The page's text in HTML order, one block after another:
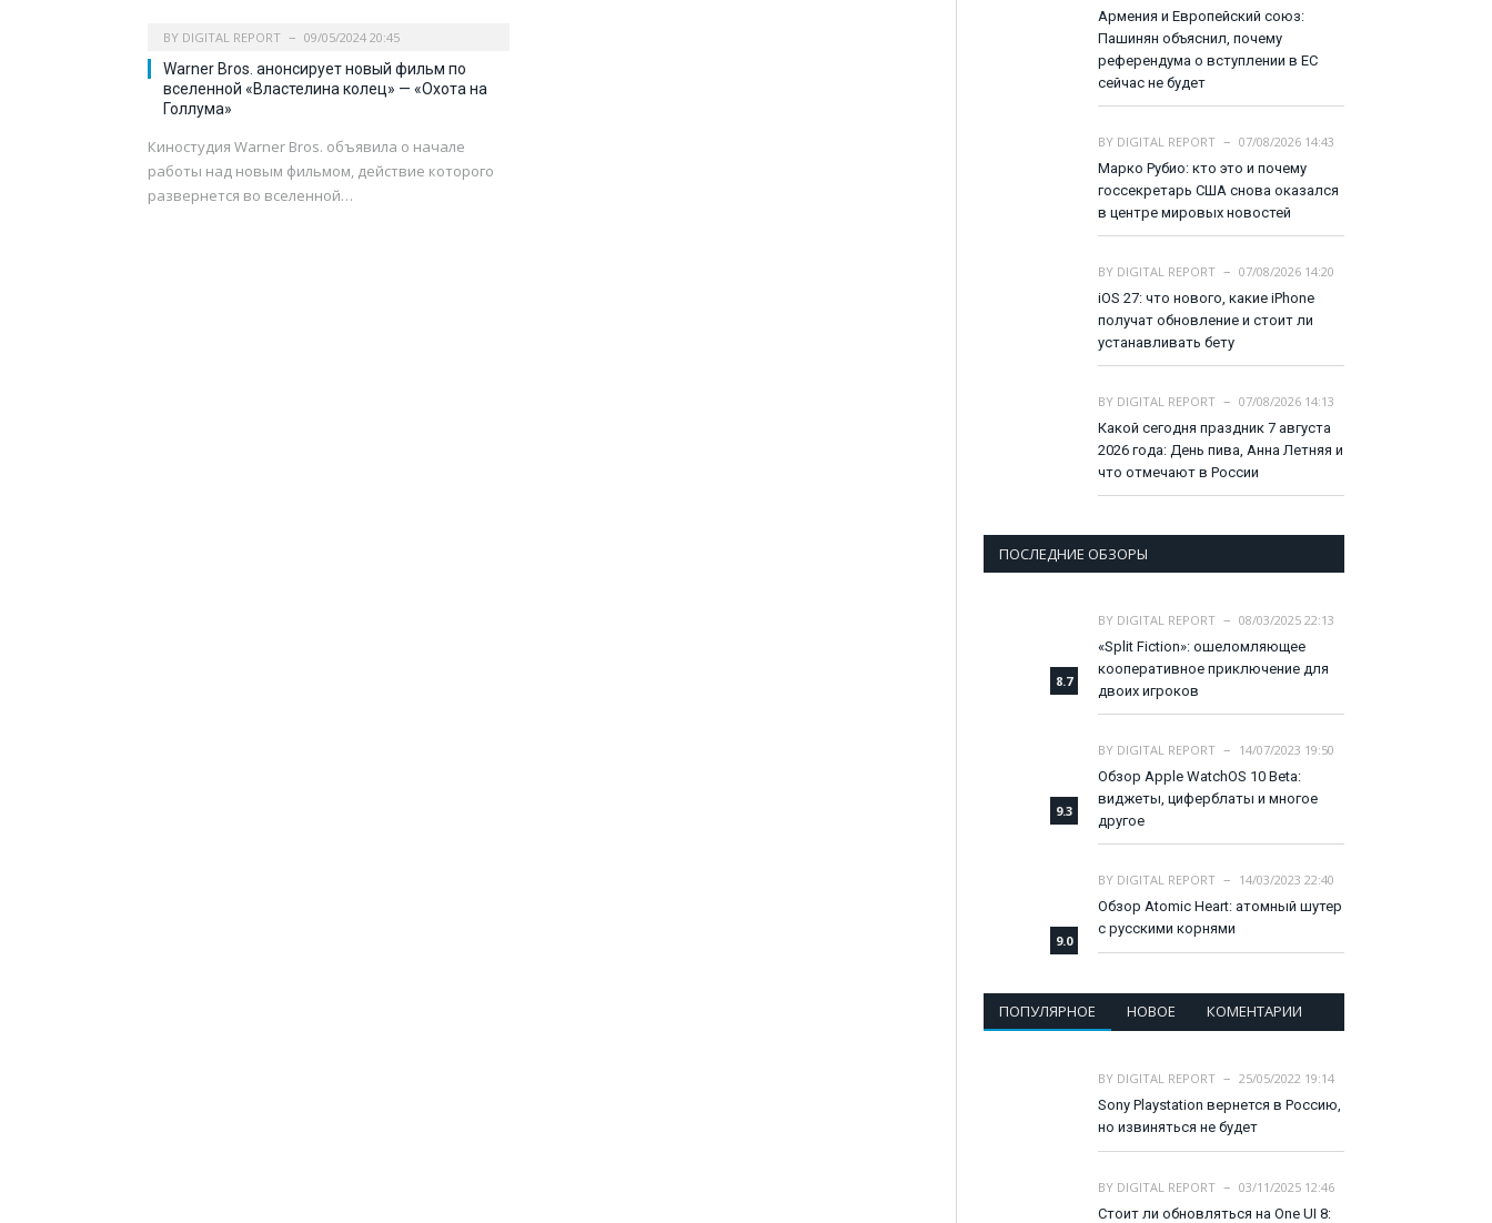
BY DIGITAL REPORT 09/05/2024 20:45
Warner Bros. анонсирует новый фильм по
вселенной «Властелина колец» — «Охота на
Голлума»
Киностудия Warner Bros. объявила о начале
работы над новым фильмом, действие которого
развернется во вселенной…
Армения и Европейский союз:
Пашинян объяснил, почему
референдума о вступлении в ЕС
сейчас не будет
BY DIGITAL REPORT
07/08/2026 14:43
Марко Рубио: кто это и почему
госсекретарь США снова оказался
в центре мировых новостей
BY DIGITAL REPORT
07/08/2026 14:20
iOS 27: что нового, какие iPhone
получат обновление и стоит ли
устанавливать бету
BY DIGITAL REPORT
07/08/2026 14:13
Какой сегодня праздник 7 августа
2026 года: День пива, Анна Летняя и
что отмечают в России
ПОСЛЕДНИЕ ОБЗОРЫ
8.7
BY DIGITAL REPORT
08/03/2025 22:13
«Split Fiction»: ошеломляющее
кооперативное приключение для
двоих игроков
9.3
BY DIGITAL REPORT
14/07/2023 19:50
Обзор Apple WatchOS 10 Beta:
виджеты, циферблаты и многое
другое
9.0
BY DIGITAL REPORT
14/03/2023 22:40
Обзор Atomic Heart: атомный шутер
с русскими корнями
ПОПУЛЯРНОЕ НОВОЕ КОМЕНТАРИИ
BY DIGITAL REPORT
25/05/2022 19:14
Sony Playstation вернется в Россию,
но извиняться не будет
BY DIGITAL REPORT
03/11/2025 12:46
Стоит ли обновляться на One UI 8: